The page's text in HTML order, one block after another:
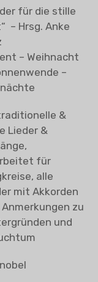
Child-
Menü
2014
für die stille
– Hrsg. Anke
– Weihnacht
–
&
Lieder &
für
alle
mit Akkorden
Anmerkungen zu
und